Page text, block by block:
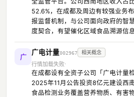
52.6%，在成都及周边有较强业务
报监督机制，与公司面向政府的智
度契合，有望催化区域食品溯源信
广
广电计量002967 相关概念
行情加载失败
在成都设有全资子公司「广电计量
2025年11月公告投资8亿元建设西
食品检测业务覆盖营养物质、有害